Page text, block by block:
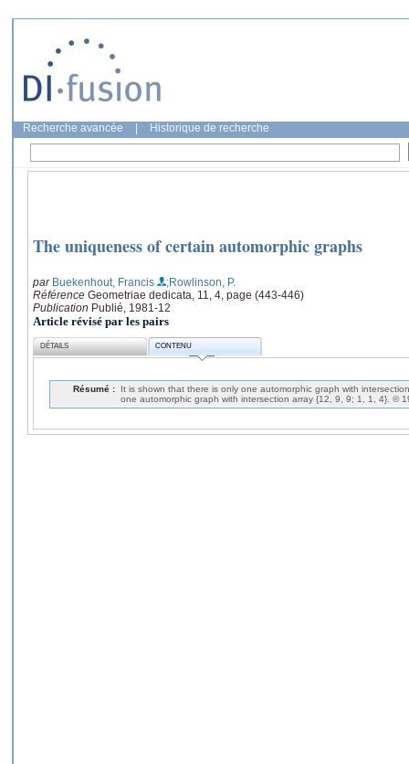
Recherche avancée Historique de recherche
The uniqueness of certain automorphic graphs
par Buekenhout, Francis
;Rowlinson, P.
Référence Geometriae dedicata, 11, 4, page (443-446)
Publication Publié, 1981-12
Article révisé par les pairs
DÉTAILS CONTENU
Résumé :
It is shown that there is only one automorphic graph with
one automorphic graph with intersection array {12, 9, 9; 1, 1, 4}. ©